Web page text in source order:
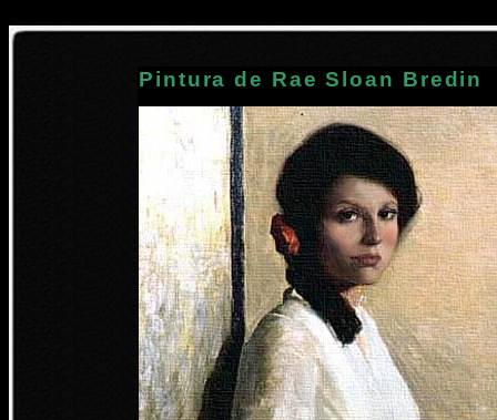
Pintura de Rae Sloan Bredin